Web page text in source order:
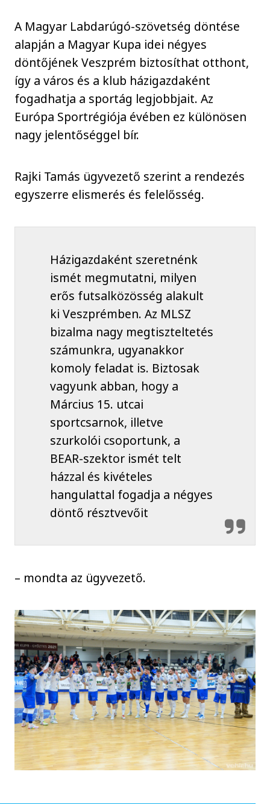
A Magyar Labdarúgó-szövetség döntése
alapján a Magyar Kupa idei négyes
döntőjének Veszprém biztosíthat otthont,
így a város és a klub házigazdaként
fogadhatja a sportág legjobbjait. Az
Európa Sportrégiója évében ez különösen
nagy jelentőséggel bír.
Rajki Tamás ügyvezető szerint a rendezés
egyszerre elismerés és felelősség.
Házigazdaként szeretnénk
ismét megmutatni, milyen
erős futsalközösség alakult
ki Veszprémben. Az MLSZ
bizalma nagy megtiszteltetés
számunkra, ugyanakkor
komoly feladat is. Biztosak
vagyunk abban, hogy a
Március 15. utcai
sportcsarnok, illetve
szurkolói csoportunk, a
BEAR-szektor ismét telt
házzal és kivételes
hangulattal fogadja a négyes
döntő résztvevőit
– mondta az ügyvezető.